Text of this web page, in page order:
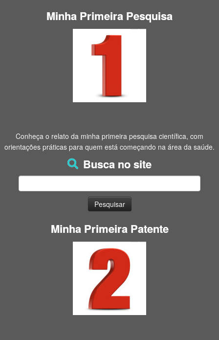
Minha Primeira Pesquisa
Conheça o relato da minha primeira pesquisa científica, com
orientações práticas para quem está começando na área da saúde.
Busca no site
Minha Primeira Patente